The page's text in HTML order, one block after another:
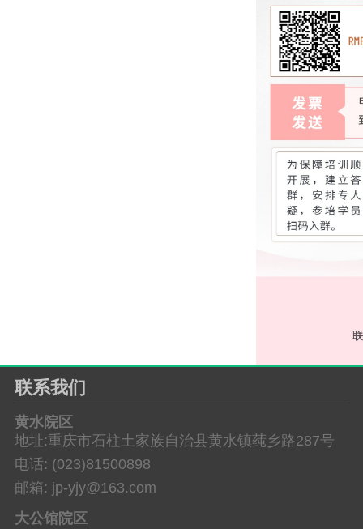
联系我们
黄水院区
地址:重庆市石柱土家族自治县黄水镇莼乡路287号
电话: (023)81500898
邮箱: jp-yjy@163.com
大公馆院区